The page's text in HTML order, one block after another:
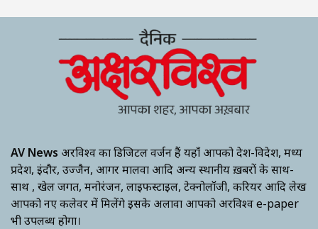
AV News अक्षरविश्व का डिजिटल वर्जन हैं यहाँ आपको देश-विदेश, मध्य
प्रदेश, इंदौर, उज्जैन, आगर मालवा आदि अन्य स्थानीय ख़बरों के साथ-
साथ , खेल जगत, मनोरंजन, लाइफस्टाइल, टेक्नोलॉजी, करियर आदि लेख
आपको नए कलेवर में मिलेंगे इसके अलावा आपको अक्षरविश्व e-paper
भी उपलब्ध होगा।